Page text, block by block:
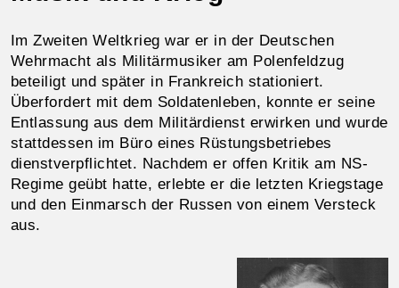
Im Zweiten Weltkrieg war er in der Deutschen
Wehrmacht als Militärmusiker am Polenfeldzug
beteiligt und später in Frankreich stationiert.
Überfordert mit dem Soldatenleben, konnte er seine
Entlassung aus dem Militärdienst erwirken und wurde
stattdessen im Büro eines Rüstungsbetriebes
dienstverpflichtet. Nachdem er offen Kritik am NS-
Regime geübt hatte, erlebte er die letzten Kriegstage
und den Einmarsch der Russen von einem Versteck
aus.